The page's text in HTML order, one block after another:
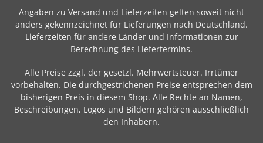
Angaben zu Versand und Lieferzeiten gelten soweit nicht
anders gekennzeichnet für Lieferungen nach Deutschland.
Lieferzeiten für andere Länder und Informationen zur
Berechnung des Liefertermins.
Alle Preise zzgl. der gesetzl. Mehrwertsteuer. Irrtümer
vorbehalten. Die durchgestrichenen Preise entsprechen dem
bisherigen Preis in diesem Shop. Alle Rechte an Namen,
Beschreibungen, Logos und Bildern gehören ausschließlich
den Inhabern.